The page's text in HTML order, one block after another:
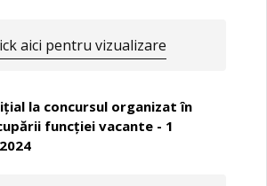
aici pentru vizualizare
la concursul organizat în
funcţiei vacante - 1